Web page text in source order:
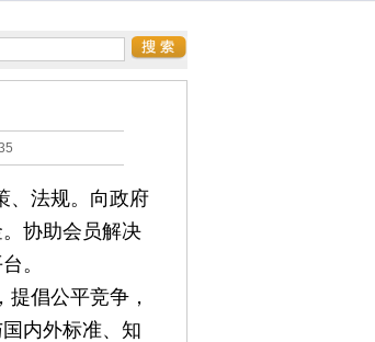
、法规。向政府
协助会员解决
。
提倡公平竞争，
内外标准、知